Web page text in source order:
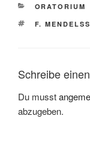
KATEGORIEN
ORATORIUM
F.
Schreibe
Du musst
abzugeben.